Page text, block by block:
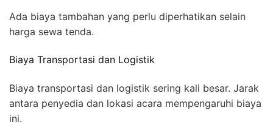
Ada biaya tambahan yang perlu diperhatikan selain
harga sewa tenda.
Biaya Transportasi dan Logistik
Biaya transportasi dan logistik sering kali besar. Jarak
antara penyedia dan lokasi acara mempengaruhi biaya
ini.